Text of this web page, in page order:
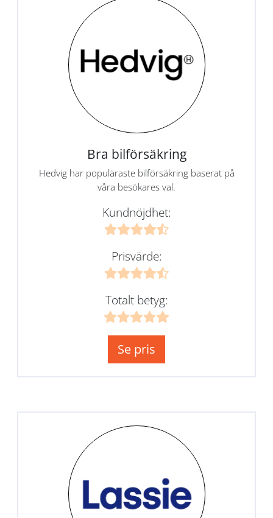
Bra bilförsäkring
Hedvig har populäraste bilförsäkring baserat på
våra besökares val.
Kundnöjdhet:
Prisvärde:
Totalt betyg:
Se pris